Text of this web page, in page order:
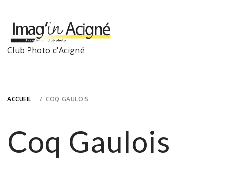
content
Club Photo d'Acigné
ACCUEIL COQ GAULOIS
Coq Gaulois